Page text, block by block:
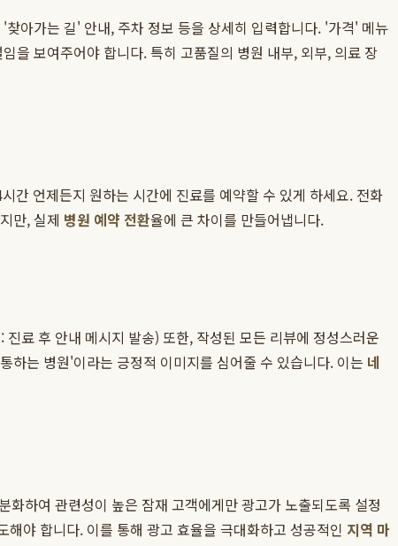
아가는 길' 안내, 주차 정보 등을 상세히 입력합니다. '가격' 메뉴
을 보여주어야 합니다. 특히 고품질의 병원 내부, 외부, 의료 장
간 언제든지 원하는 시간에 진료를 예약할 수 있게 하세요. 전화
만, 실제 병원 예약 전환율에 큰 차이를 만들어냅니다.
료 후 안내 메시지 발송) 또한, 작성된 모든 리뷰에 정성스러운
하는 병원'이라는 긍정적 이미지를 심어줄 수 있습니다. 이는 네
하여 관련성이 높은 잠재 고객에게만 광고가 노출되도록 설정
야 합니다. 이를 통해 광고 효율을 극대화하고 성공적인 지역 마